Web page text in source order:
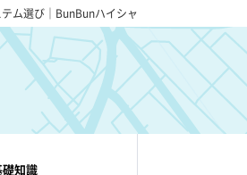
ム選び｜BunBunハイシャ
知識